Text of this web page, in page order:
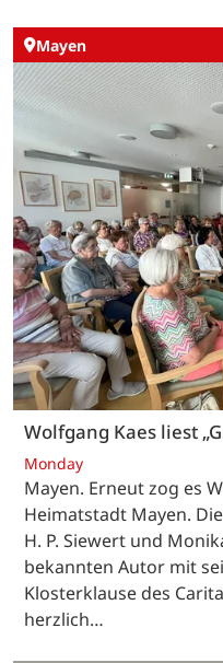
Mayen
Wolfgang Kaes liest
Monday
Mayen. Erneut zog es
Heimatstadt Mayen.
H. P. Siewert und
bekannten Autor mit
Klosterklause des
herzlich…